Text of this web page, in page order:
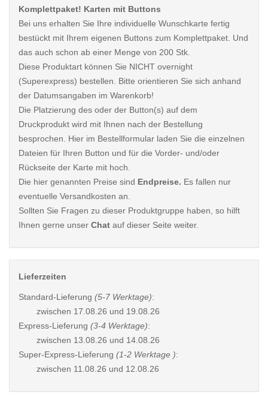
Komplettpaket! Karten mit Buttons
Bei uns erhalten Sie Ihre individuelle Wunschkarte fertig
bestückt mit Ihrem eigenen Buttons zum Komplettpaket. Und
das auch schon ab einer Menge von 200 Stk.
Diese Produktart können Sie NICHT overnight
(Superexpress) bestellen. Bitte orientieren Sie sich anhand
der Datumsangaben im Warenkorb!
Die Platzierung des oder der Button(s) auf dem
Druckprodukt wird mit Ihnen nach der Bestellung
besprochen. Hier im Bestellformular laden Sie die einzelnen
Dateien für Ihren Button und für die Vorder- und/oder
Rückseite der Karte mit hoch.
Die hier genannten Preise sind Endpreise. Es fallen nur
eventuelle Versandkosten an.
Sollten Sie Fragen zu dieser Produktgruppe haben, so hilft
Ihnen gerne unser Chat auf dieser Seite weiter.
Lieferzeiten
Standard-Lieferung (5-7 Werktage):
zwischen 17.08.26 und 19.08.26
Express-Lieferung (3-4 Werktage):
zwischen 13.08.26 und 14.08.26
Super-Express-Lieferung (1-2 Werktage ):
zwischen 11.08.26 und 12.08.26